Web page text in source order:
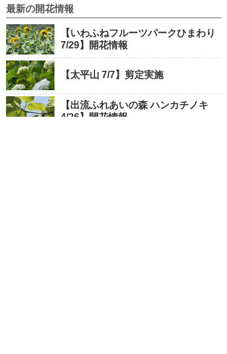
最新の開花情報
【いわふねフルーツパークひまわり
7/29】開花情報
【太平山 7/7】剪定実施
【出流ふれあいの森 ハンカチノキ
4/26】開花情報